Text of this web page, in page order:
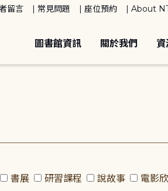
留言 常見問題 座位預約 About
圖書館資訊 關於我們 資
書展 研習課程 說故事 電影